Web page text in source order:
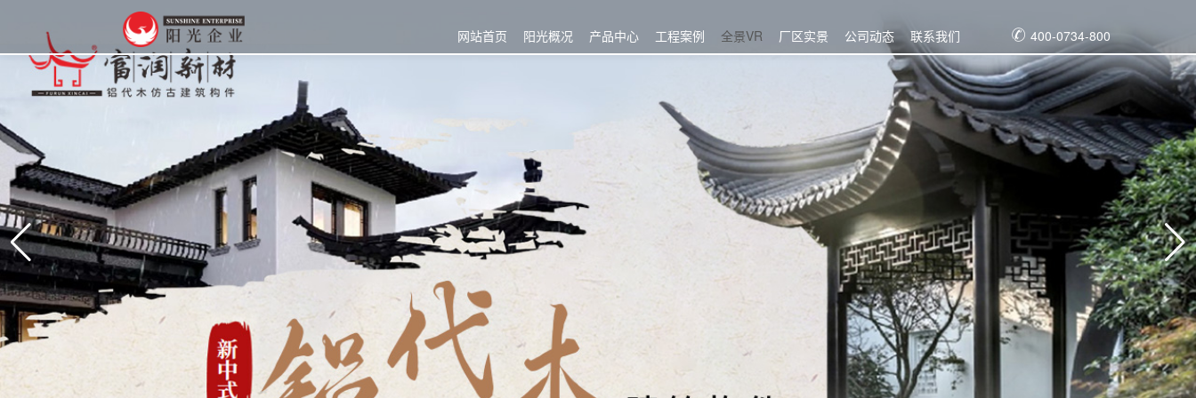
网站首页 阳光概况 产品中心 工程案例 全景VR 厂区实景 公司动态 联系我们 400-0734-800